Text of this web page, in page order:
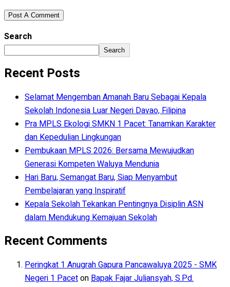
Search
Search
Recent Posts
Selamat Mengemban Amanah Baru Sebagai Kepala
Sekolah Indonesia Luar Negeri Davao, Filipina
Pra MPLS Ekologi SMKN 1 Pacet: Tanamkan Karakter
dan Kepedulian Lingkungan
Pembukaan MPLS 2026: Bersama Mewujudkan
Generasi Kompeten Waluya Mendunia
Hari Baru, Semangat Baru, Siap Menyambut
Pembelajaran yang Inspiratif
Kepala Sekolah Tekankan Pentingnya Disiplin ASN
dalam Mendukung Kemajuan Sekolah
Recent Comments
Peringkat 1 Anugrah Gapura Pancawaluya 2025 - SMK
Negeri 1 PacetonBapak Fajar Juliansyah, S.Pd.